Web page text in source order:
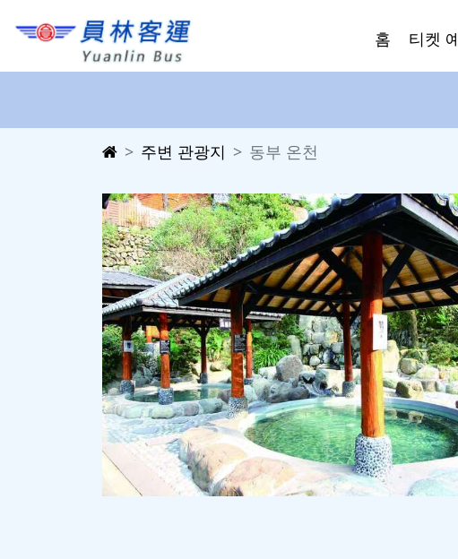
홈 티켓
주변 관광지 동부 온천